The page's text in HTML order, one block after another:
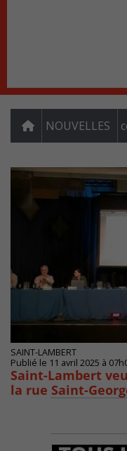
NOUVELLES
SAINT-LAMBERT
Publié le 11 avril 2025 à
Saint-Lambert
la rue Saint-